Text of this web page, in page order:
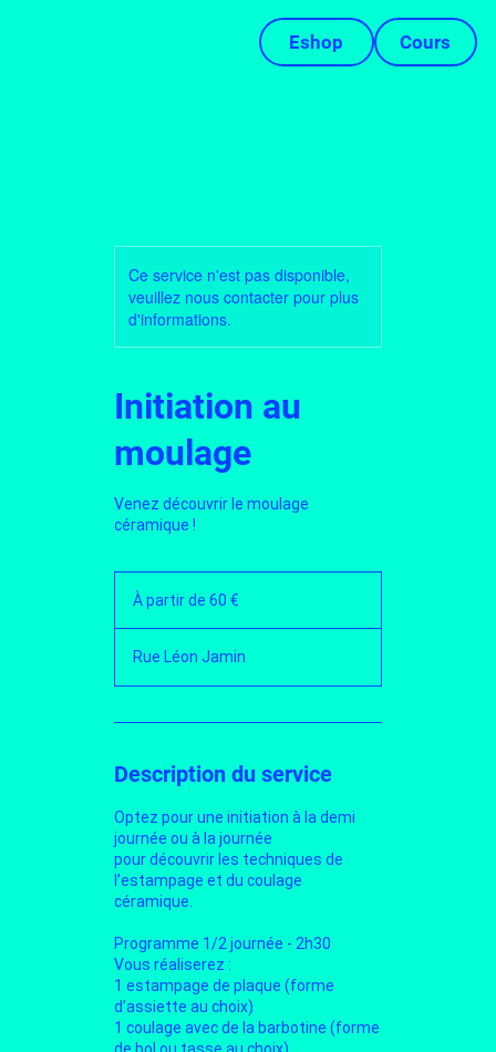
Eshop Cours
Ce service n'est pas disponible,
veuillez nous contacter pour plus
d'informations.
Initiation au
moulage
Venez découvrir le moulage
céramique !
partir
euros
À partir de 60 €
Rue Léon Jamin
Description du service
Optez pour une initiation à la demi
journée ou à la journée
pour découvrir les techniques de
l’estampage et du coulage
céramique.
Programme 1/2 journée - 2h30
Vous réaliserez :
1 estampage de plaque (forme
d’assiette au choix)
1 coulage avec de la barbotine (forme